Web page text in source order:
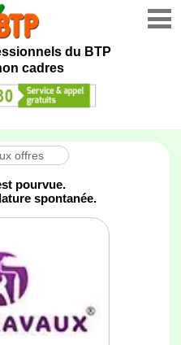
du BTP
cadres
offres
pourvue.
spontanée.